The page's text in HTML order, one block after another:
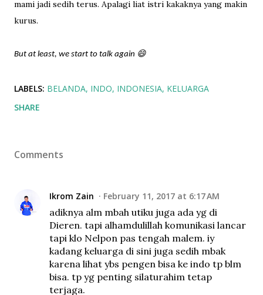
mami jadi sedih terus. Apalagi liat istri kakaknya yang makin
kurus.
But at least, we start to talk again 😄
LABELS: BELANDA INDO INDONESIA KELUARGA
SHARE
Comments
Ikrom Zain February 11, 2017 at 6:17 AM
adiknya alm mbah utiku juga ada yg di
Dieren. tapi alhamdulillah komunikasi lancar
tapi klo Nelpon pas tengah malem. iy
kadang keluarga di sini juga sedih mbak
karena lihat ybs pengen bisa ke indo tp blm
bisa. tp yg penting silaturahim tetap
terjaga.